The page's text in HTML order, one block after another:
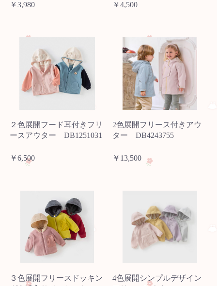
￥3,980 ￥4,500
２色展開フード耳付きフリ
ースアウター DB1251031
￥6,500
2色展開フリース付きアウ
ター DB4243755
￥13,500
３色展開フリースドッキン
4色展開シンプルデザイン